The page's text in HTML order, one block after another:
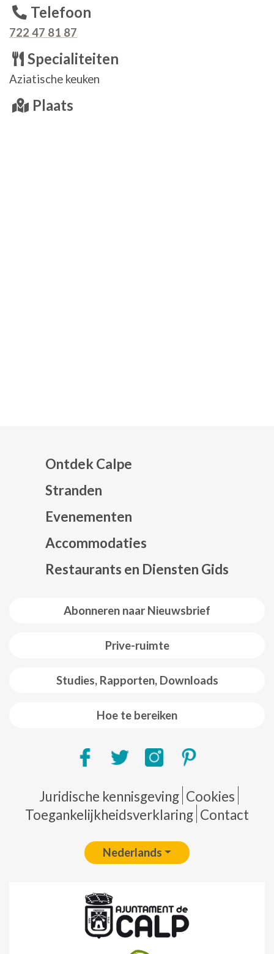
Telefoon
722 47 81 87
Specialiteiten
Aziatische keuken
Plaats
Abonneren naar Nieuwsbrief
Prive-ruimte
Studies, Rapporten, Downloads
Hoe te bereiken
Ontdek Calpe
Stranden
Evenementen
Accommodaties
Restaurants en Diensten Gids
Pie de página
Juridische kennisgeving Cookies
Toegankelijkheidsverklaring Contact
Nederlands